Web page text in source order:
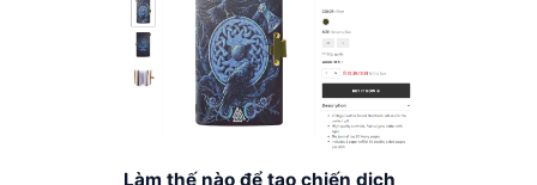
Làm thế nào để tạo chiến dịch